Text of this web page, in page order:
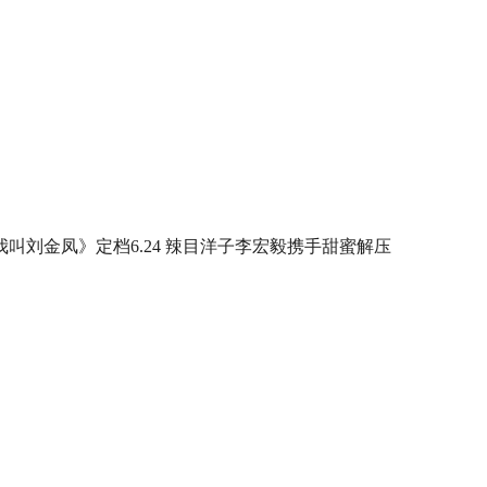
叫刘金凤》定档6.24 辣目洋子李宏毅携手甜蜜解压